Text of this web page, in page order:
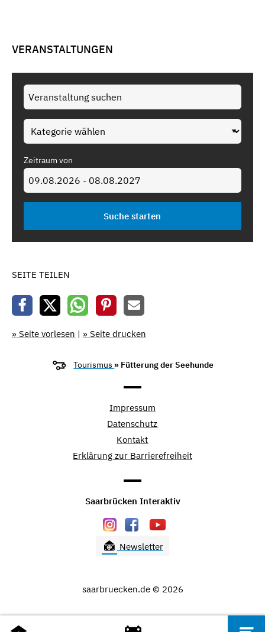
VERANSTALTUNGEN
Zeitraum von
SEITE TEILEN
» Seite vorlesen | » Seite drucken
Tourismus » Fütterung der Seehunde
Impressum
Datenschutz
Kontakt
Erklärung zur Barrierefreiheit
Saarbrücken Interaktiv
Newsletter
saarbruecken.de © 2026